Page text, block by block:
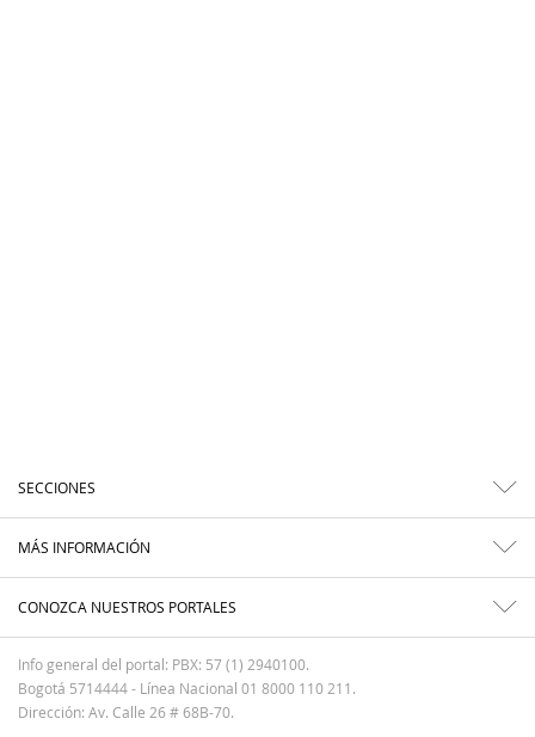
SECCIONES
MÁS INFORMACIÓN
CONOZCA NUESTROS PORTALES
Info general del portal: PBX: 57 (1) 2940100.
Bogotá 5714444 - Línea Nacional 01 8000 110 211.
Dirección: Av. Calle 26 # 68B-70.